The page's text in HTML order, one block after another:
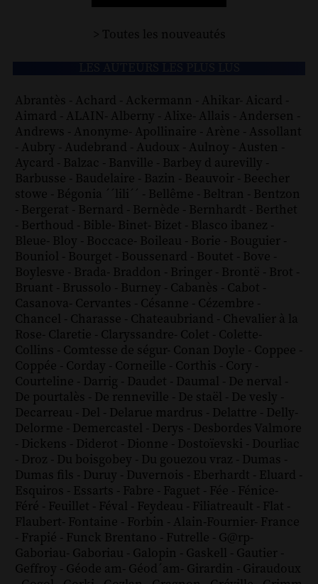
> Toutes les nouveautés
Abrantès - Achard - Ackermann - Ahikar- Aicard -
Aimard - ALAIN- Alberny - Alixe- Allais - Andersen -
Andrews - Anonyme- Apollinaire - Arène - Assollant
- Aubry - Audebrand - Audoux - Aulnoy - Austen -
Aycard - Balzac - Banville - Barbey d aurevilly -
Barbusse - Baudelaire - Bazin - Beauvoir - Beecher
stowe - Bégonia ´´lili´´ - Bellême - Beltran - Bentzon
- Bergerat - Bernard - Bernède - Bernhardt - Berthet
- Berthoud - Bible- Binet- Bizet - Blasco ibanez -
Bleue- Bloy - Boccace- Boileau - Borie - Bouguier -
Bouniol - Bourget - Boussenard - Boutet - Bove -
Boylesve - Brada- Braddon - Bringer - Brontë - Brot -
Bruant - Brussolo - Burney - Cabanès - Cabot -
Casanova- Cervantes - Césanne - Cézembre -
Chancel - Charasse - Chateaubriand - Chevalier à la
Rose- Claretie - Claryssandre- Colet - Colette-
Collins - Comtesse de ségur- Conan Doyle - Coppee -
Coppée - Corday - Corneille - Corthis - Cory -
Courteline - Darrig - Daudet - Daumal - De nerval -
De pourtalès - De renneville - De staël - De vesly -
Decarreau - Del - Delarue mardrus - Delattre - Delly-
Delorme - Demercastel - Derys - Desbordes Valmore
- Dickens - Diderot - Dionne - Dostoïevski - Dourliac
- Droz - Du boisgobey - Du gouezou vraz - Dumas -
Dumas fils - Duruy - Duvernois - Eberhardt - Eluard -
Esquiros - Essarts - Fabre - Faguet - Fée - Fénice-
Féré - Feuillet - Féval - Feydeau - Filiatreault - Flat -
Flaubert- Fontaine - Forbin - Alain-Fournier- France
- Frapié - Funck Brentano - Futrelle - G@rp-
Gaboriau- Gaboriau - Galopin - Gaskell - Gautier -
Geffroy - Géode am- Géod´am- Girardin - Giraudoux